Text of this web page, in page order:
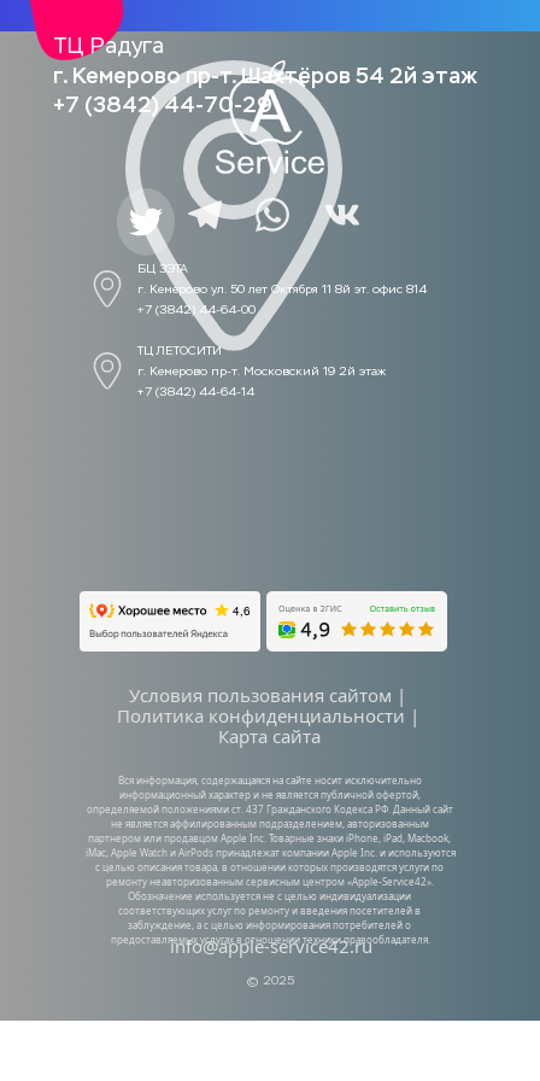
© 2025
БЦ ЗЭТА
г. Кемерово ул. 50 лет Октября 11 8й эт. офис 814
+7 (3842) 44-64-00
info@apple-service42.ru
Вся информация, содержащаяся на сайте носит исключительно
информационный характер и не является публичной офертой,
определяемой положениями ст. 437 Гражданского Кодекса РФ. Данный сайт
не является аффилированным подразделением, авторизованным
партнером или продавцом Apple Inc. Товарные знаки iPhone, iPad, Macbook,
iMac, Apple Watch и AirPods принадлежат компании Apple Inc. и используются
с целью описания товара, в отношении которых производятся услуги по
ремонту неавторизованным сервисным центром «Apple-Service42».
Обозначение используется не с целью индивидуализации
соответствующих услуг по ремонту и введения посетителей в
заблуждение, а с целью информирования потребителей о
предоставляемых услугах в отношении техники правообладателя.
Условия пользования сайтом |
Политика конфиденциальности |
Карта сайта
ТЦ ЛЕТОСИТИ
г. Кемерово пр-т. Московский 19 2й этаж
+7 (3842) 44-64-14
ТЦ Радуга
г. Кемерово пр-т. Шахтёров 54 2й этаж
+7 (3842) 44-70-29